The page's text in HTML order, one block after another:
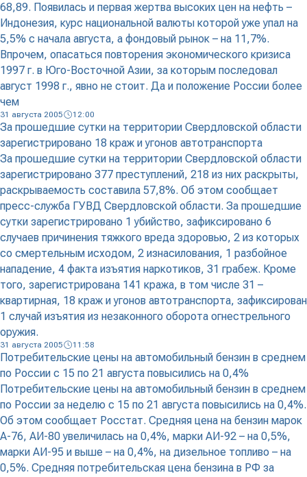
68,89. Появилась и первая жертва высоких цен на нефть –
Индонезия, курс национальной валюты которой уже упал на
5,5% с начала августа, а фондовый рынок – на 11,7%.
Впрочем, опасаться повторения экономического кризиса
1997 г. в Юго-Восточной Азии, за которым последовал
август 1998 г., явно не стоит. Да и положение России более
чем
31 августа 2005 12:00
За прошедшие сутки на территории Свердловской области
зарегистрировано 18 краж и угонов автотранспорта
За прошедшие сутки на территории Свердловской области
зарегистрировано 377 преступлений, 218 из них раскрыты,
раскрываемость составила 57,8%. Об этом сообщает
пресс-служба ГУВД Свердловской области. За прошедшие
сутки зарегистрировано 1 убийство, зафиксировано 6
случаев причинения тяжкого вреда здоровью, 2 из которых
со смертельным исходом, 2 изнасилования, 1 разбойное
нападение, 4 факта изъятия наркотиков, 31 грабеж. Кроме
того, зарегистрирована 141 кража, в том числе 31 –
квартирная, 18 краж и угонов автотранспорта, зафиксирован
1 случай изъятия из незаконного оборота огнестрельного
оружия.
31 августа 2005 11:58
Потребительские цены на автомобильный бензин в среднем
по России с 15 по 21 августа повысились на 0,4%
Потребительские цены на автомобильный бензин в среднем
по России за неделю с 15 по 21 августа повысились на 0,4%.
Об этом сообщает Росстат. Средняя цена на бензин марок
А-76, АИ-80 увеличилась на 0,4%, марки АИ-92 – на 0,5%,
марки АИ-95 и выше – на 0,4%, на дизельное топливо – на
0,5%. Средняя потребительская цена бензина в РФ за